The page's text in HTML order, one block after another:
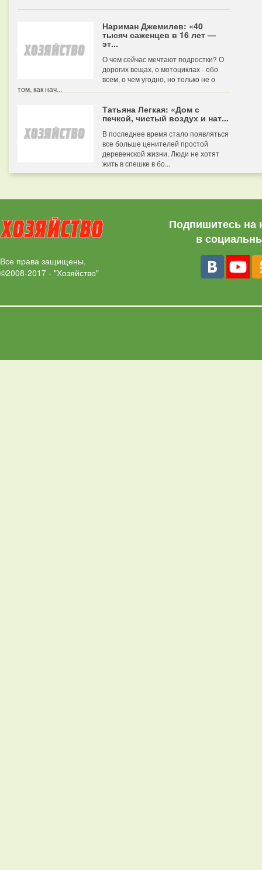
Нариман Джемилев: «40
тысяч саженцев в 16 лет —
эт...
О чем сейчас мечтают подростки? О
дорогих вещах, о мотоциклах - обо
всем, о чем угодно, но только не о
том, как нач...
Татьяна Легкая: «Дом с
печкой, чистый воздух и нат...
В последнее время стало появляться
все больше ценителей простой
деревенской жизни. Люди не хотят
жить в спешке в бо...
Все права защищены.
©2008-2017 - "Хозяйство"
Подпишитесь на
в